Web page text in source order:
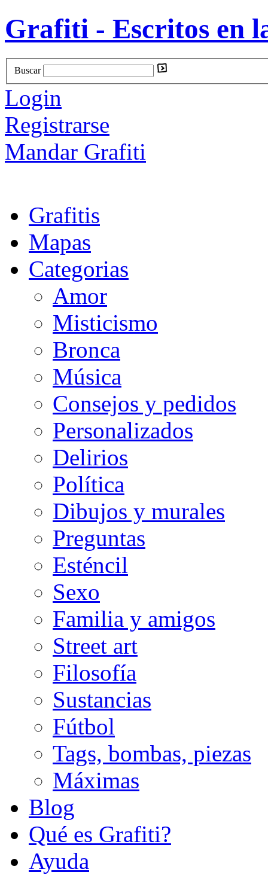
Grafiti - Escritos en
Buscar
Login
Registrarse
Mandar Grafiti
Grafitis
Mapas
Categorias
Amor
Misticismo
Bronca
Música
Consejos y pedidos
Personalizados
Delirios
Política
Dibujos y murales
Preguntas
Esténcil
Sexo
Familia y amigos
Street art
Filosofía
Sustancias
Fútbol
Tags, bombas, piezas
Máximas
Blog
Qué es Grafiti?
Ayuda